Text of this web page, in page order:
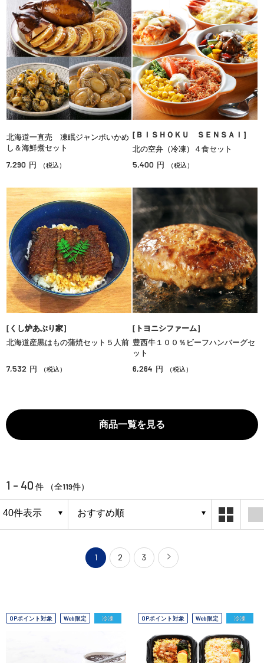
北海道一直売 凍眠ジャンボいかめ
し＆海鮮煮セット
7,290 円 （税込）
［ＢＩＳＨＯＫＵ ＳＥＮＳＡＩ］
北の空弁（冷凍）４食セット
5,400 円 （税込）
［くし炉あぶり家］
北海道産黒はもの蒲焼セット５人前
7,532 円 （税込）
［トヨニシファーム］
豊西牛１００％ビーフハンバーグセ
ット
6,264 円 （税込）
商品一覧を見る
1 - 40 件 （全119件）
1 2 3
OPポイント対象 Web限定 冷凍 OPポイント対象 Web限定 冷凍